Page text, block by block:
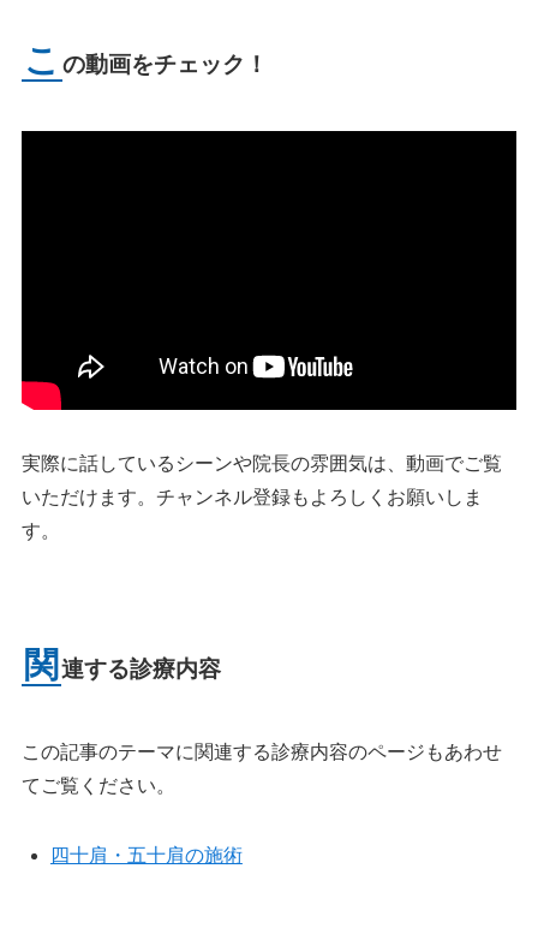
こ の動画をチェック！
実際に話しているシーンや院長の雰囲気は、動画でご覧
いただけます。チャンネル登録もよろしくお願いしま
す。
関 連する診療内容
この記事のテーマに関連する診療内容のページもあわせ
てご覧ください。
四十肩・五十肩の施術